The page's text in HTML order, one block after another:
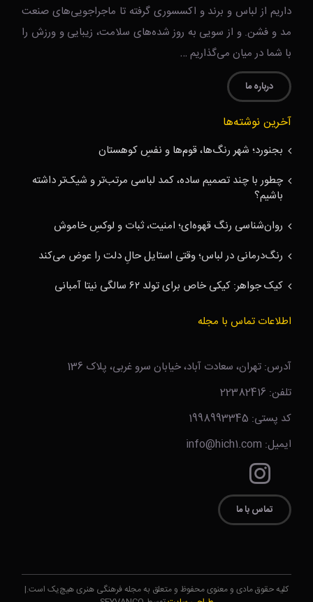
داریم از لباس و برند و اکسسوری گرفته تا ماجراجویی‌های صنعت
مد و فشن. و از سویی به روز شده‌های سلامت، زیبایی و ورزش را
با شما در میان می‌گذاریم …
درباره ما
آخرین نوشته‌ها
بجنورد؛ شهر رنگ‌ها، قوم‌ها و نفسِ کوهستان
چطور با چند تصمیم ساده، کمد لباسی مرتب‌تر و شیک‌تر داشته
باشیم؟
روان‌شناسی رنگ قهوه‌ای؛ امنیت، ثبات و لوکسِ خاموش
رنگ‌درمانی در لباس؛ وقتی استایل حالِ دلت را عوض می‌کند
کیک جواهر: کیکی خاص برای تولد ۶۲ سالگی نیتا آمبانی
اطلاعات تماس با مجله
آدرس: تهران، سعادت آباد، خیابان سرو غربی، پلاک 136
تلفن: 22382416
کد پستی: 1998993345
ایمیل: info@hich1.com
تماس با ما
کلیه حقوق مادی و معنوی محفوظ و متعلق به مجله فرهنگی هنری هیچ‌یک است.|